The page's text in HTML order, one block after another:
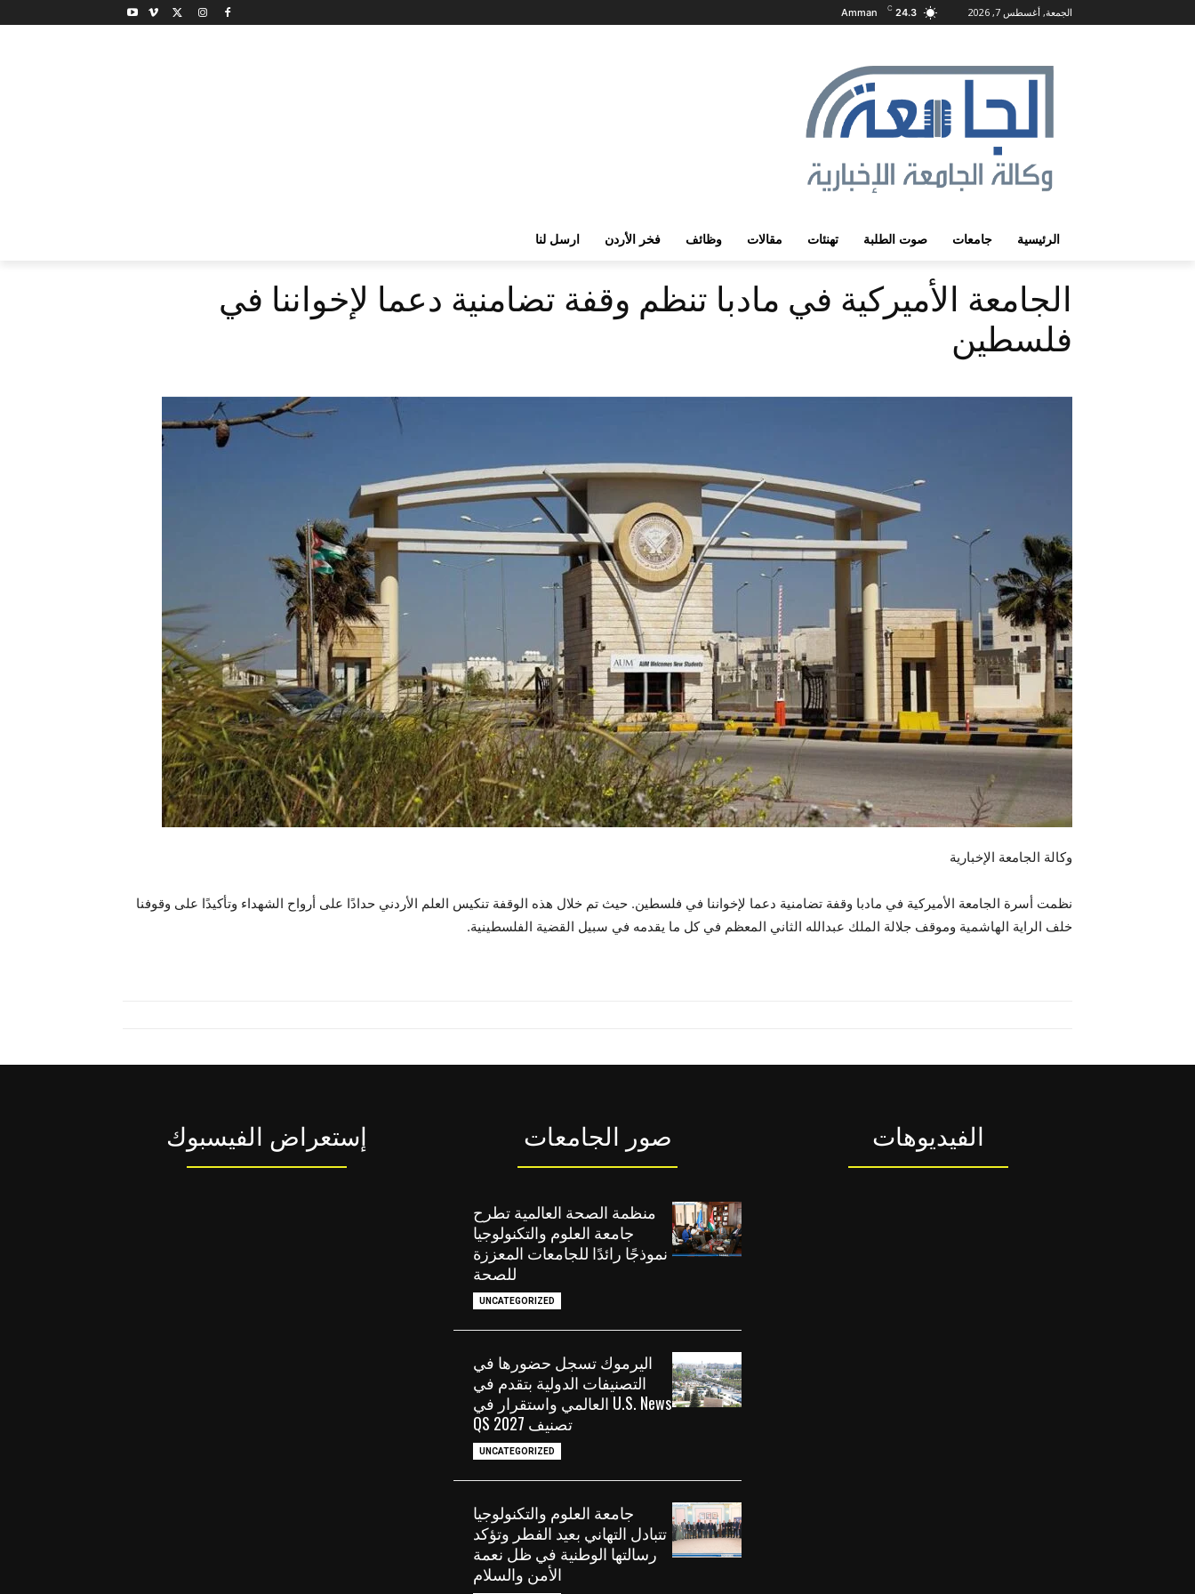
الجمعة, أغسطس 7, 2026 24.3
C
Amman
الرئيسية جامعات صوت الطلبة تهنئات مقالات وظائف فخر الأردن ارسل لنا
الجامعة الأميركية في مادبا تنظم وقفة تضامنية دعما لإخواننا في
فلسطين
وكالة الجامعة الإخبارية
نظمت أسرة الجامعة الأميركية في مادبا وقفة تضامنية دعما لإخواننا في فلسطين. حيث تم خلال هذه الوقفة تنكيس العلم الأردني حدادًا على أرواح الشهداء وتأكيدًا على وقوفنا
خلف الراية الهاشمية وموقف جلالة الملك عبدالله الثاني المعظم في كل ما يقدمه في سبيل القضية الفلسطينية.
إستعراض الفيسبوك صور الجامعات
منظمة الصحة العالمية تطرح
جامعة العلوم والتكنولوجيا
نموذجًا رائدًا للجامعات المعززة
للصحة
UNCATEGORIZED
اليرموك تسجل حضورها في
التصنيفات الدولية بتقدم في
U.S. News العالمي واستقرار في
تصنيف QS 2027
UNCATEGORIZED
جامعة العلوم والتكنولوجيا
تتبادل التهاني بعيد الفطر وتؤكد
رسالتها الوطنية في ظل نعمة
الأمن والسلام
الفيديوهات